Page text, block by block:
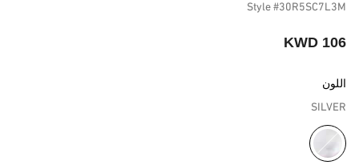
Style #30R5SC7L3M
106 KWD
اللون
SILVER
مختار